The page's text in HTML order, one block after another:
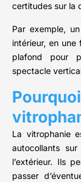
certitudes sur la
Par exemple,
intérieur, en
plafond pour
spectacle
La vitrophanie
autocollants
l’extérieur. Ils
passer